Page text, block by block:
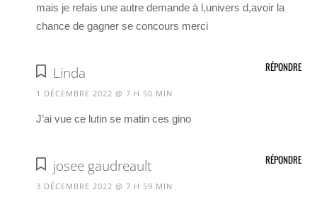
mais je refais une autre demande à l,univers d,avoir la
chance de gagner se concours merci
Linda
1 DÉCEMBRE 2022 @ 7 H 50 MIN
J’ai vue ce lutin se matin ces gino
RÉPONDRE
josee gaudreault
3 DÉCEMBRE 2022 @ 7 H 59 MIN
RÉPONDRE